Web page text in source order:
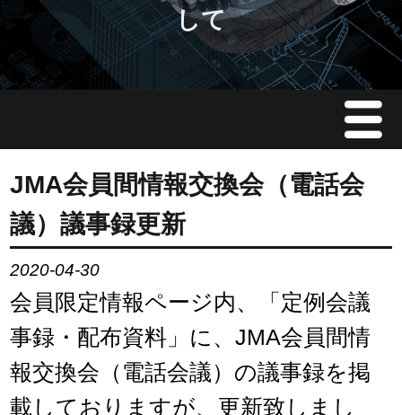
して
Menu
JMAについて
会員情報
イベント案内
ご入会案内
会員限定情報
JMA会員間情報交換会（電話会
議）議事録更新
2020-04-30
会員限定情報ページ内、「定例会議
事録・配布資料」に、JMA会員間情
報交換会（電話会議）の議事録を掲
載しておりますが、更新致しまし